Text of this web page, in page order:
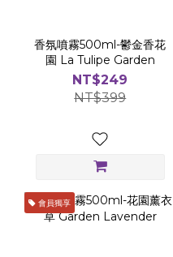
香氛噴霧500ml-鬱金香花
園 La Tulipe Garden
NT$249
NT$399
會員獨享